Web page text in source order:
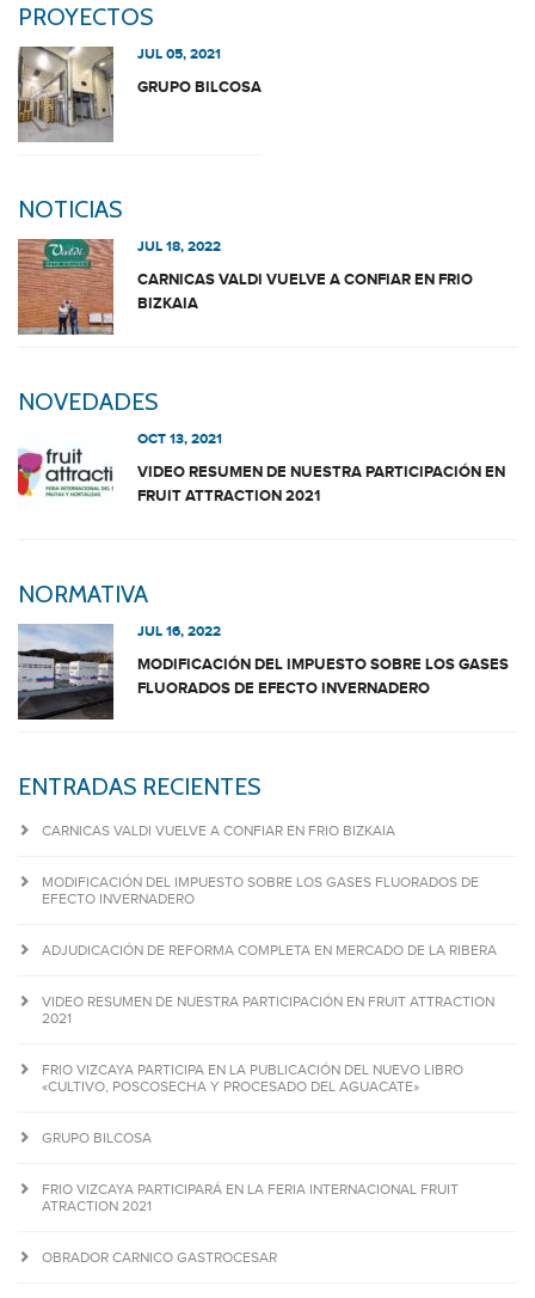
PROYECTOS
JUL 05, 2021
GRUPO BILCOSA
NOTICIAS
JUL 18, 2022
CARNICAS VALDI VUELVE A CONFIAR EN FRIO
BIZKAIA
NOVEDADES
OCT 13, 2021
VIDEO RESUMEN DE NUESTRA PARTICIPACIÓN EN
FRUIT ATTRACTION 2021
NORMATIVA
JUL 16, 2022
MODIFICACIÓN DEL IMPUESTO SOBRE LOS GASES
FLUORADOS DE EFECTO INVERNADERO
ENTRADAS RECIENTES
CARNICAS VALDI VUELVE A CONFIAR EN FRIO BIZKAIA
MODIFICACIÓN DEL IMPUESTO SOBRE LOS GASES FLUORADOS DE
EFECTO INVERNADERO
ADJUDICACIÓN DE REFORMA COMPLETA EN MERCADO DE LA RIBERA
VIDEO RESUMEN DE NUESTRA PARTICIPACIÓN EN FRUIT ATTRACTION
2021
FRIO VIZCAYA PARTICIPA EN LA PUBLICACIÓN DEL NUEVO LIBRO
«CULTIVO, POSCOSECHA Y PROCESADO DEL AGUACATE»
GRUPO BILCOSA
FRIO VIZCAYA PARTICIPARÁ EN LA FERIA INTERNACIONAL FRUIT
ATRACTION 2021
OBRADOR CARNICO GASTROCESAR